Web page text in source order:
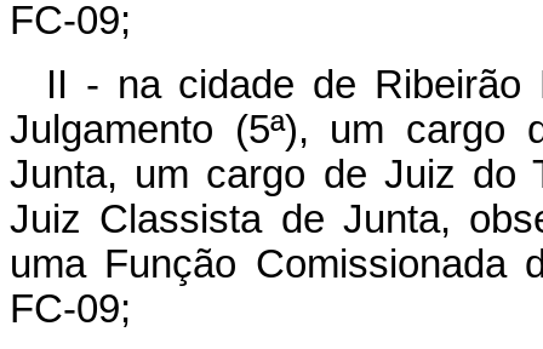
FC-09;
II - na cidade de Ribeirão
Julgamento (5ª), um cargo
Junta, um cargo de Juiz do
Juiz Classista de Junta,
uma Função
FC-09;